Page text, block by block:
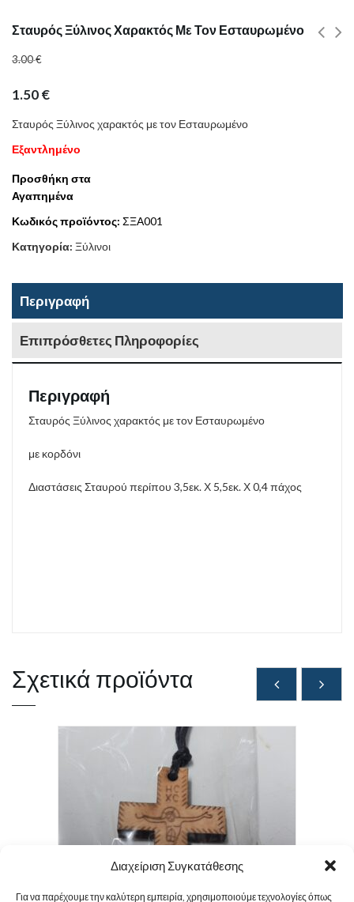
Διαχείριση Συγκατάθεσης
Για να παρέχουμε την καλύτερη εμπειρία, χρησιμοποιούμε τεχνολογίες όπως
Σταυρός Ξύλινος Χαρακτός Με Τον Εσταυρωμένο
3.00€
1.50€
Σταυρός Ξύλινος χαρακτός με τον Εσταυρωμένο
Εξαντλημένο
Προσθήκη στα
Αγαπημένα
Κωδικός προϊόντος: ΣΞΑ001
Κατηγορία: Ξύλινοι
Περιγραφή
Επιπρόσθετες Πληροφορίες
Περιγραφή
Σταυρός Ξύλινος χαρακτός με τον Εσταυρωμένο
με κορδόνι
Διαστάσεις Σταυρού περίπου 3,5εκ. Χ 5,5εκ. Χ 0,4 πάχος
Σχετικά προϊόντα